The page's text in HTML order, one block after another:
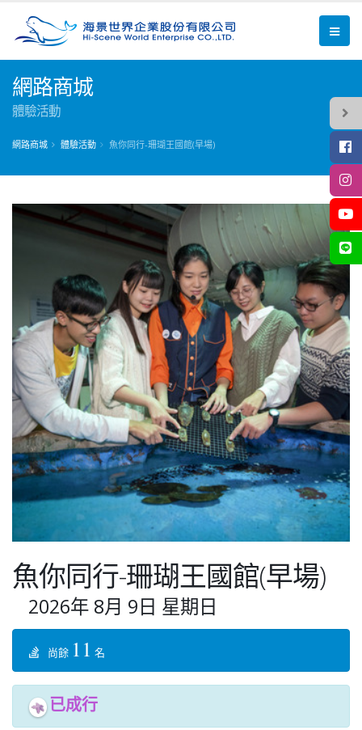
網路商城
體驗活動
網路商城 體驗活動 魚你同行-珊瑚王國館(早場)
魚你同行-珊瑚王國館(早場)
2026年 8月 9日 星期日
尚餘 11 名
已成行